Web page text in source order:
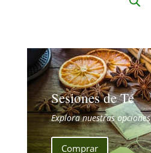
Sesiones de Té
Explora nuestras opciones
Comprar